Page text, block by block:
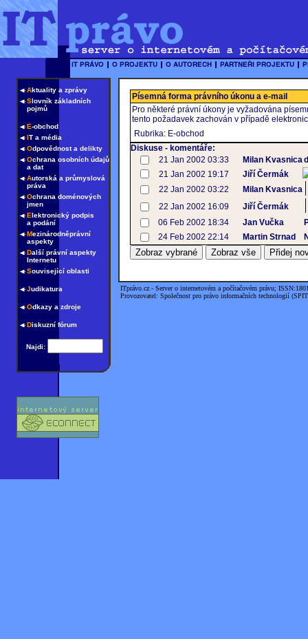
Aktuality a zprávy
Slovník základních
pojmů
E-obchod
IT a média
Odpovědnost a delikty
Ochrana osobních údajů
a dat
Autorská a průmyslová
práva
Ochrana doménových
jmen
Elektronický podpis
a podání
Mezinárodněprávní
aspekty
Další právní aspekty
Internetu
Související oblasti
Judikatura
Odkazy a zdroje
Diskuzní fórum
Najdi:
Písemná forma právního úkonu a e-mail
Pro některé právní úkony je vyžadována
tento požadavek zachován v případě
Rubrika: E-obchod
Diskuse - komentáře:
21 Jan 2002 03:33
Milan Kvasnica
21 Jan 2002 19:17
Jiří Čermák
22 Jan 2002 03:22
Milan Kvasnica
22 Jan 2002 16:09
Jiří Čermák
06 Feb 2002 18:34
Jan Vučka
24 Feb 2002 22:14
Martin Strnad
ITprávo.cz - Server o internetovém a počítačovém právu;
Provozovatel: Společnost pro právo informačních technologií